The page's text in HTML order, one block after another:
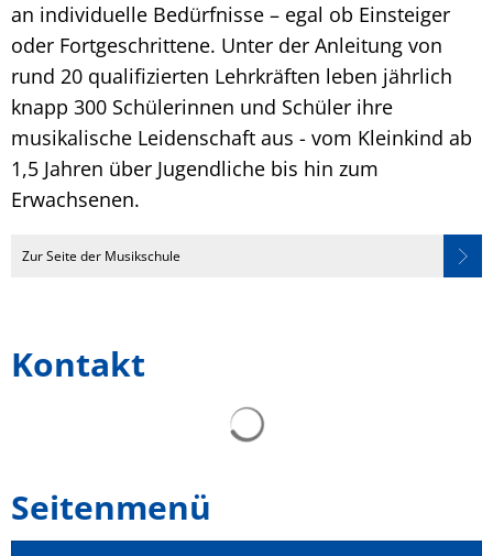
an individuelle Bedürfnisse – egal ob Einsteiger
oder Fortgeschrittene. Unter der Anleitung von
rund 20 qualifizierten Lehrkräften leben jährlich
knapp 300 Schülerinnen und Schüler ihre
musikalische Leidenschaft aus - vom Kleinkind ab
1,5 Jahren über Jugendliche bis hin zum
Erwachsenen.
Zur Seite der Musikschule
Kontakt
Seitenmenü